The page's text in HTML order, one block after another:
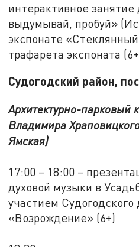
интерактивное занятие
выдумывай, пробуй»
экспонате
трафарета экспоната
Судогодский район,
Архитектурно-парковый
Владимира
Ямская)
17:00 – 18:00 –
духовой музыки в
участием Судогодского
«Возрождение» (6+)